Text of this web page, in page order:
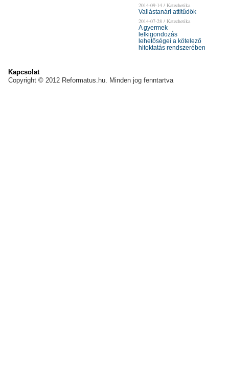
2014-09-14 / Katechetika
Vallástanári attitűdök
2014-07-28 / Katechetika
A gyermek
lelkigondozás
lehetőségei a kötelező
hitoktatás rendszerében
Kapcsolat
Copyright © 2012 Reformatus.hu. Minden jog fenntartva